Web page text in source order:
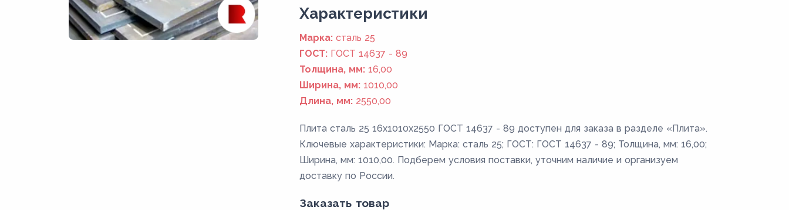
Xарактеристики
Марка: сталь 25
ГОСТ: ГОСТ 14637 - 89
Толщина, мм: 16,00
Ширина, мм: 1010,00
Длина, мм: 2550,00
Плита сталь 25 16x1010x2550 ГОСТ 14637 - 89 доступен для заказа в разделе «Плита».
Ключевые характеристики: Марка: сталь 25; ГОСТ: ГОСТ 14637 - 89; Толщина, мм: 16,00;
Ширина, мм: 1010,00. Подберем условия поставки, уточним наличие и организуем
доставку по России.
Заказать товар